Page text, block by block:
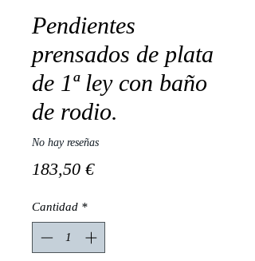
Pendientes
prensados de plata
de 1ª ley con baño
de rodio.
No hay reseñas
183,50 €Precio
Cantidad *